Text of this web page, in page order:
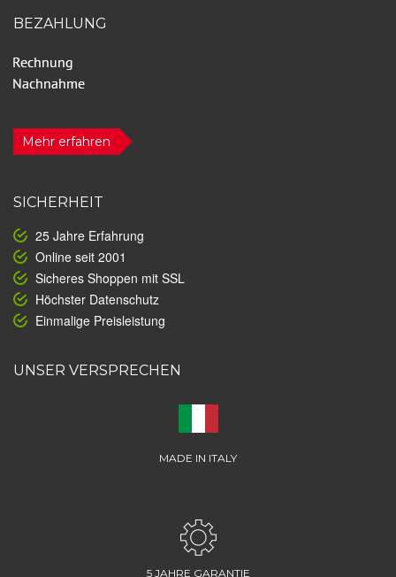
BEZAHLUNG
Mehr erfahren
SICHERHEIT
25 Jahre Erfahrung
Online seit 2001
Sicheres Shoppen mit SSL
Höchster Datenschutz
Einmalige Preisleistung
UNSER VERSPRECHEN
MADE IN ITALY
5 JAHRE GARANTIE